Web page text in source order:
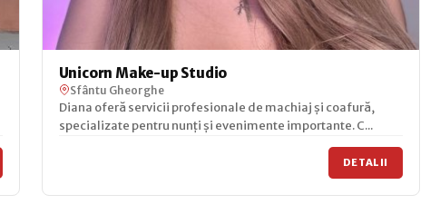
Unicorn Make-up Studio
Sfântu Gheorghe
Diana oferă servicii profesionale de machiaj și coafură,
specializate pentru nunți și evenimente importante. C...
DETALII